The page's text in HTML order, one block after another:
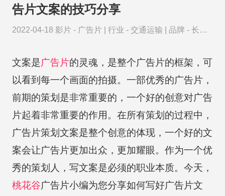
告片文案的技巧分享
2022-04-18 影片 - 广告片 行业 - 交通运输 品牌 - 长城
文案是广告片的灵魂，是整个广告片的框架，可
以看到每一个画面的拍摄。一部优秀的广告片，
前期的策划是非常重要的，一个好的创意对广告
片起着非常重要的作用。在所有策划的过程中，
广告片策划文案是整个创意的体现，一个好的文
案会让广告片更加出众，更加耀眼。作为一个优
秀的策划人，写文案是必须的职业本质。今天，
桃花谷广告片小编为您分享如何写好广告片文